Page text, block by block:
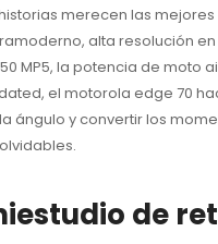
merecen las
alta resolución
MP5, la potencia de moto
el motorola edge 70
ángulo y convertir los
de